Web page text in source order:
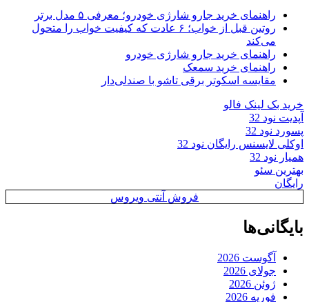
راهنمای خرید جارو شارژی خودرو؛ معرفی ۵ مدل برتر
روتین قبل از خواب؛ ۶ عادت که کیفیت خواب را متحول
می‌کند
راهنمای خرید جارو شارژی خودرو
راهنمای خرید سمعک
مقایسه اسکوتر برقی تاشو با صندلی‌دار
خرید بک لینک فالو
آپدیت نود 32
پسورد نود 32
اوکلی لایسنس رایگان نود 32
همیار نود 32
بهترین سئو
رایگان
فروش آنتی ویروس
بایگانی‌ها
آگوست 2026
جولای 2026
ژوئن 2026
فوریه 2026